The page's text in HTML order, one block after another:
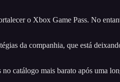
o Xbox Game Pass. No
da companhia, que está
catálogo mais barato após uma